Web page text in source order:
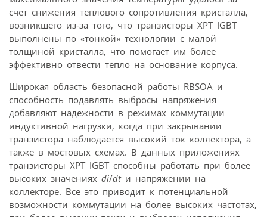
счет снижения теплового сопротивления кристалла,
возникшего из-за того, что транзисторы XPT IGBT
выполнены по «тонкой» технологии с малой
толщиной кристалла, что помогает им более
эффективно отвести тепло на основание корпуса.
Широкая область безопасной работы RBSOA и
способность подавлять выбросы напряжения
добавляют надежности в режимах коммутации
индуктивной нагрузки, когда при закрывании
транзистора наблюдается высокий ток коллектора, а
также в мостовых схемах. В данных приложениях
транзисторы XPT IGBT способны работать при более
высоких значениях di/dtи напряжении на
коллекторе. Все это приводит к потенциальной
возможности коммутации на более высоких частотах,